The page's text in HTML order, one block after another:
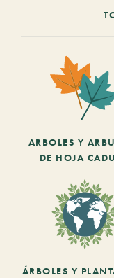
ARBOLES Y
DE HOJA
ÁRBOLES Y